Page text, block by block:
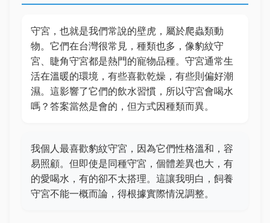
守宮，也就是我們常說的壁虎，屬於爬蟲類動
物。它們在台灣很常見，種類也多，像豹紋守
宮、睫角守宮都是熱門的寵物品種。守宮通常生
活在溫暖的環境，有些喜歡乾燥，有些則偏好潮
濕。這影響了它們的飲水習慣，所以守宮會喝水
嗎？答案當然是會的，但方式因種類而異。
我個人最喜歡豹紋守宮，因為它們性格溫和，容
易照顧。但即使是同種守宮，個體差異也大，有
的愛喝水，有的卻不太搭理。這讓我明白，飼養
守宮不能一概而論，得根據實際情況調整。